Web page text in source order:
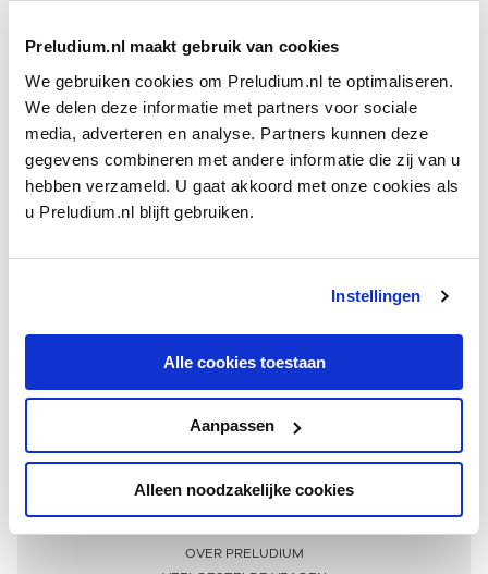
Preludium.nl maakt gebruik van cookies
We gebruiken cookies om Preludium.nl te optimaliseren.
We delen deze informatie met partners voor sociale
media, adverteren en analyse. Partners kunnen deze
gegevens combineren met andere informatie die zij van u
hebben verzameld. U gaat akkoord met onze cookies als
u Preludium.nl blijft gebruiken.
Instellingen
Alle cookies toestaan
Aanpassen
Alleen noodzakelijke cookies
Meer informatie
OVER PRELUDIUM